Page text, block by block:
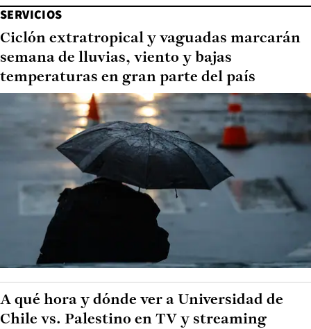
SERVICIOS
Ciclón extratropical y vaguadas marcarán
semana de lluvias, viento y bajas
temperaturas en gran parte del país
A qué hora y dónde ver a Universidad de
Chile vs. Palestino en TV y streaming